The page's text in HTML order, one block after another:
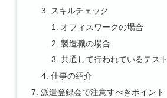
スキルチェック
オフィスワークの場合
製造職の場合
共通して行われているテスト
仕事の紹介
派遣登録会で注意すべきポイント